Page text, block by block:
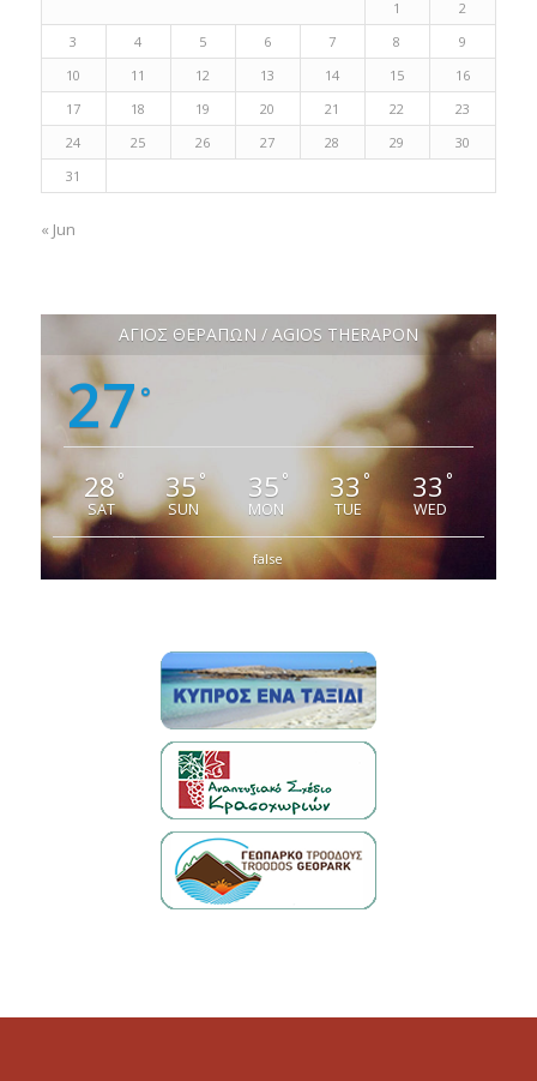
1
2
3
4 5 6 7 8
9
10
11 12 13 14 15
16
17
18 19 20 21 22
23
24
25 26 27 28 29
30
31
« Jun
ΑΓΙΟΣ ΘΕΡΑΠΩΝ / AGIOS THERAPON
27 °
28°
SAT
35°
SUN
35 °
MON
33 °
TUE
33 °
WED
false